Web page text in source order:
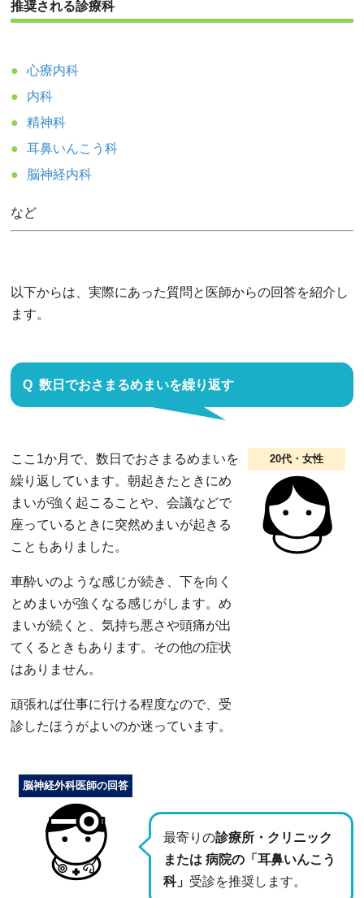
推奨される診療科
心療内科
内科
精神科
耳鼻いんこう科
脳神経内科
など
以下からは、実際にあった質問と医師からの回答を紹介し
ます。
数日でおさまるめまいを繰り返す
20代・女性
ここ1か月で、数日でおさまるめまいを
繰り返しています。朝起きたときにめ
まいが強く起こることや、会議などで
座っているときに突然めまいが起きる
こともありました。
車酔いのような感じが続き、下を向く
とめまいが強くなる感じがします。め
まいが続くと、気持ち悪さや頭痛が出
てくるときもあります。その他の症状
はありません。
頑張れば仕事に行ける程度なので、受
診したほうがよいのか迷っています。
最寄りの診療所・クリニック
または 病院の「耳鼻いんこう
科」 受診を推奨します。
脳神経外科医師の回答